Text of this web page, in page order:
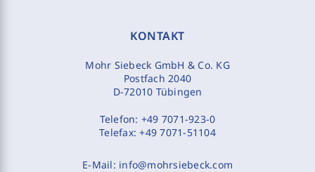
KONTAKT
Mohr Siebeck GmbH & Co. KG
Postfach 2040
D-72010 Tübingen
Telefon: +49 7071-923-0
Telefax:+49 7071-51104
E-Mail: info@mohrsiebeck.com